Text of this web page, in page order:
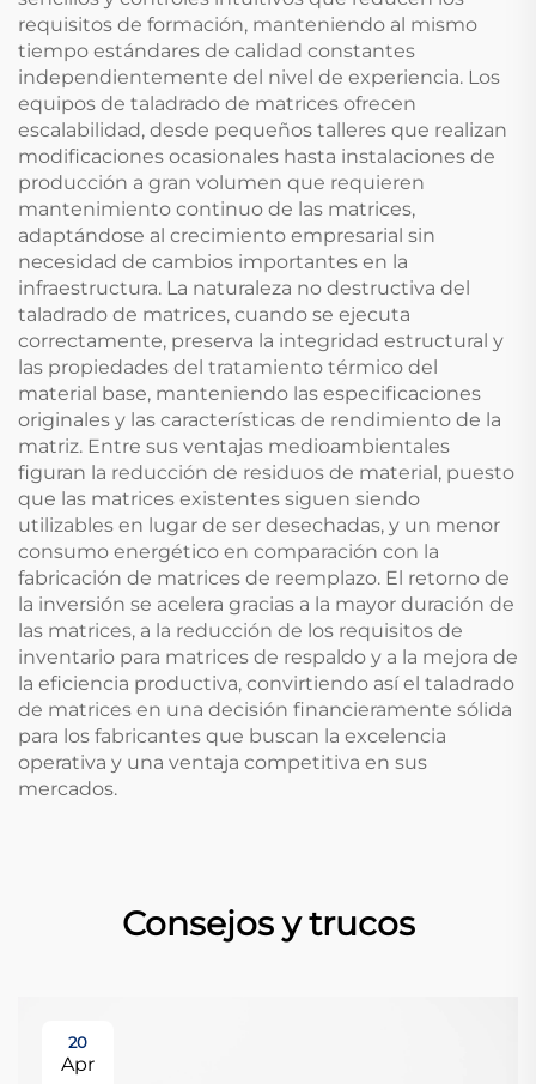
requisitos de formación, manteniendo al mismo
tiempo estándares de calidad constantes
independientemente del nivel de experiencia. Los
equipos de taladrado de matrices ofrecen
escalabilidad, desde pequeños talleres que realizan
modificaciones ocasionales hasta instalaciones de
producción a gran volumen que requieren
mantenimiento continuo de las matrices,
adaptándose al crecimiento empresarial sin
necesidad de cambios importantes en la
infraestructura. La naturaleza no destructiva del
taladrado de matrices, cuando se ejecuta
correctamente, preserva la integridad estructural y
las propiedades del tratamiento térmico del
material base, manteniendo las especificaciones
originales y las características de rendimiento de la
matriz. Entre sus ventajas medioambientales
figuran la reducción de residuos de material, puesto
que las matrices existentes siguen siendo
utilizables en lugar de ser desechadas, y un menor
consumo energético en comparación con la
fabricación de matrices de reemplazo. El retorno de
la inversión se acelera gracias a la mayor duración de
las matrices, a la reducción de los requisitos de
inventario para matrices de respaldo y a la mejora de
la eficiencia productiva, convirtiendo así el taladrado
de matrices en una decisión financieramente sólida
para los fabricantes que buscan la excelencia
operativa y una ventaja competitiva en sus
mercados.
Consejos y trucos
20
Apr